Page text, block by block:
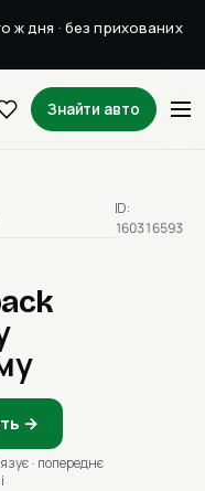
ж дня · без прихованих
Знайти авто
→
· попереднє
ID:
160316593